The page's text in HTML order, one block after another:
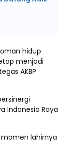
hidup
menjadi
AKBP
Indonesia Raya
lahirnya